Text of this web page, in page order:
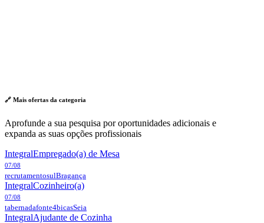
🔗 Mais ofertas da categoria
Aprofunde a sua pesquisa por oportunidades adicionais e
expanda as suas opções profissionais
IntegralEmpregado(a) de Mesa
07/08
recrutamentosulBragança
IntegralCozinheiro(a)
07/08
tabernadafonte4bicasSeia
IntegralAjudante de Cozinha